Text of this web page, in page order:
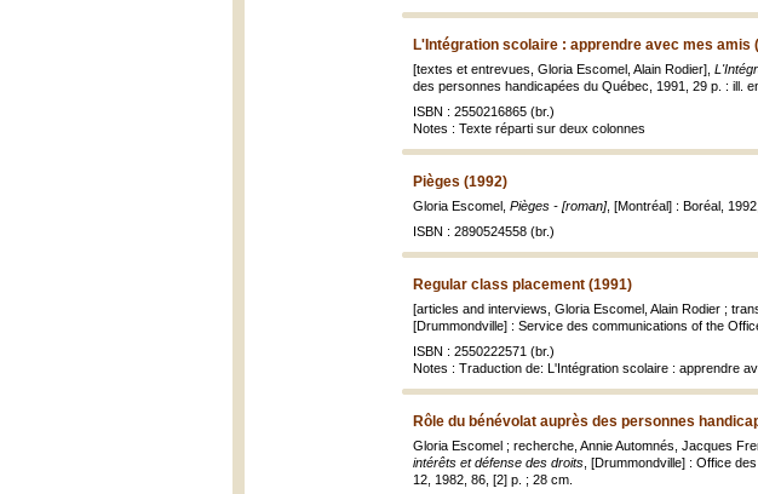
L'Intégration scolaire : apprendre avec mes amis
[textes et entrevues, Gloria Escomel, Alain Rodier],
des personnes handicapées du Québec, 1991, 29 p. : ill.
ISBN : 2550216865 (br.)
Notes : Texte réparti sur deux colonnes
Pièges (1992)
Gloria Escomel, Pièges - [roman], [Montréal] : Boréal,
ISBN : 2890524558 (br.)
Regular class placement (1991)
[articles and interviews, Gloria Escomel, Alain Rodier ;
[Drummondville] : Service des communications of the
ISBN : 2550222571 (br.)
Notes : Traduction de: L'Intégration scolaire : apprendre
Rôle du bénévolat auprès des personnes
Gloria Escomel ; recherche, Annie Automnés, Jacques
intérêts et défense des droits , [Drummondville] : Office
12, 1982, 86, [2] p. ; 28 cm.